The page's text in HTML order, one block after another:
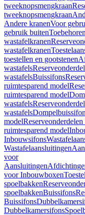
tweeknopsmengkraan
tweeknopsmengkraan
Andere kranenVoor
gebruik buitenToebehoren
wastafelkranen
wastafelkranen
toestellen en gootstenen
wastafels
wastafelsBuissifons
ruimtesparend model
ruimtesparend model
wastafels
wastafels
model
ruimtesparend model
Inbouwsifons
Wastafelaansluitingen
voor
Aansluitingen
voor Inbouwboxen
spoelbakken
spoelbakkenBuissifons
Buissifons
Dubbelkamersifons